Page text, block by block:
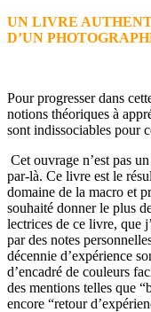
UN LIVRE
D’UN
Pour progresser dans
notions théoriques à
sont indissociables pour
Cet ouvrage n’est pas
par-là. Ce livre est le
domaine de la macro et
souhaité donner le plus
lectrices de ce livre, que
par des notes
décennie d’expérience
d’encadré de couleurs
des mentions telles que
encore “retour